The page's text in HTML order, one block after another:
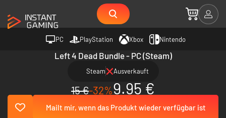
PC PlayStation Xbox Nintendo
Left 4 Dead Bundle - PC (Steam)
Steam Ausverkauft
15 €-32%9.95 €
Mailt mir, wenn das Produkt wieder verfügbar ist